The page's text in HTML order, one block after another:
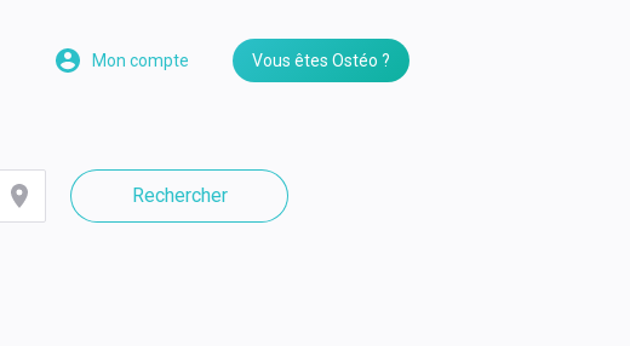
Mon compte Vous êtes Ostéo ?
Rechercher